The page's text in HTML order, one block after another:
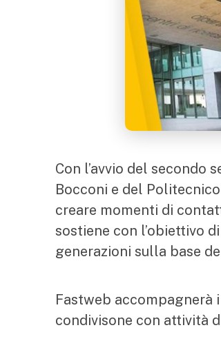
Con l’avvio del secondo
Bocconi e del
creare momenti di
sostiene con l’obiettivo
generazioni sulla base
Fastweb accompagnerà
condivisone con attività